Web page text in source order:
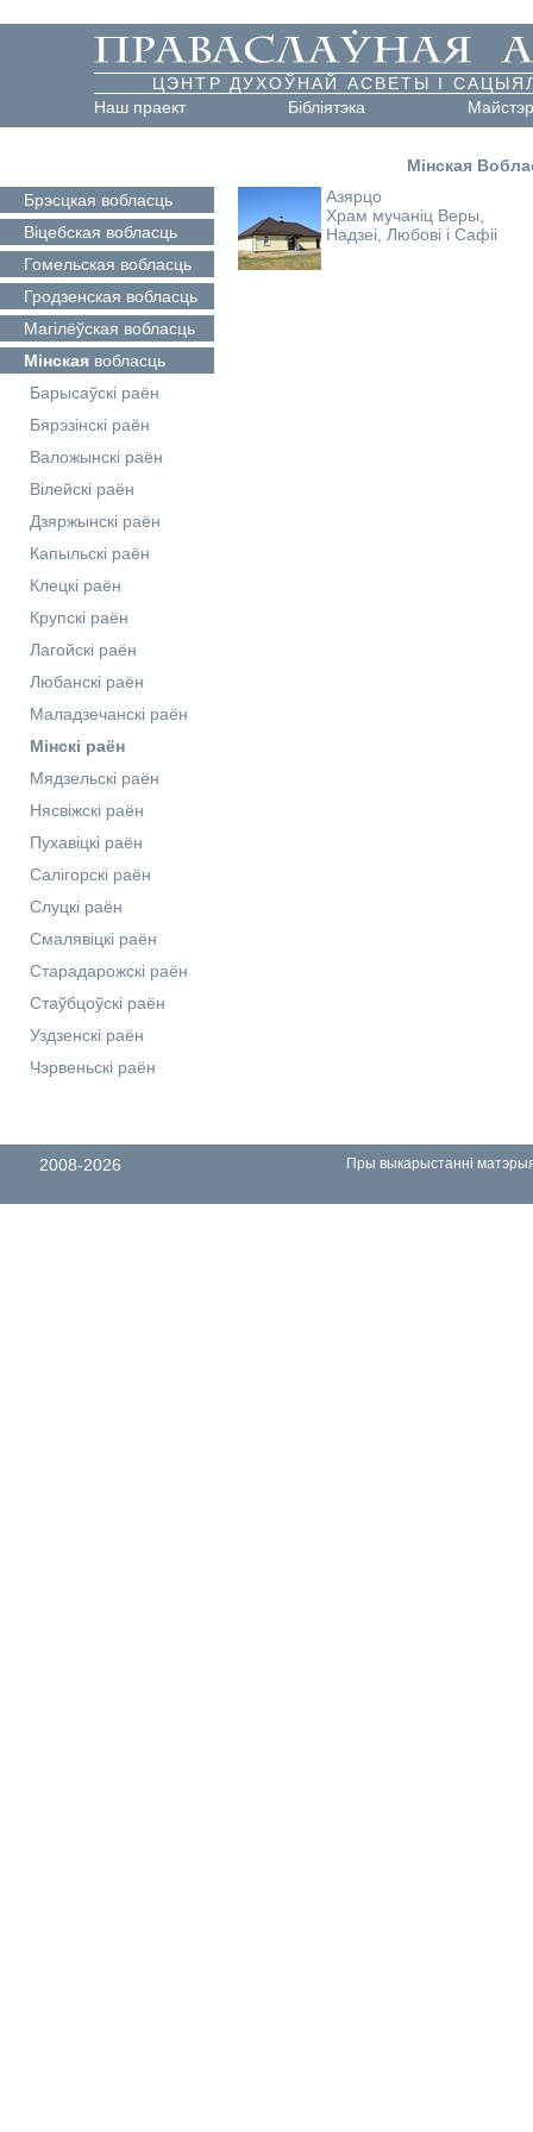
ЦЭНТР ДУХОЎНАЙ АСВЕТЫ І
Наш праект
Бібліятэка
Мінская
Брэсцкая вобласць
Віцебская вобласць
Гомельская вобласць
Гродзенская вобласць
Магілёўская вобласць
Мінская вобласць
Барысаўскі раён
Бярэзінскі раён
Валожынскі раён
Вілейскі раён
Дзяржынскі раён
Капыльскі раён
Клецкі раён
Крупскі раён
Лагойскі раён
Любанскі раён
Маладзечанскі раён
Мінскі раён
Мядзельскі раён
Нясвіжскі раён
Пухавіцкі раён
Салігорскі раён
Слуцкі раён
Смалявіцкі раён
Старадарожскі раён
Стаўбцоўскі раён
Уздзенскі раён
Чэрвеньскі раён
Азярцо
Храм мучаніц Веры,
Надзеі, Любові і Сафіі
2008-2026 Пры выкарыстанні